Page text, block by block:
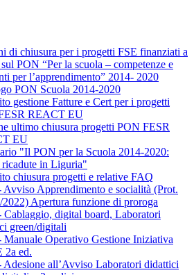
di chiusura per i progetti FSE finanziati a
PON “Per la scuola – competenze e
per l’apprendimento” 2014- 2020
PON Scuola 2014-2020
gestione Fatture e Cert per i progetti
REACT EU
ultimo chiusura progetti PON FESR
EU
"Il PON per la Scuola 2014-2020:
ricadute in Liguria"
chiusura progetti e relative FAQ
Avviso Apprendimento e socialità (Prot.
2022) Apertura funzione di proroga
Cablaggio, digital board, Laboratori
green/digitali
Manuale Operativo Gestione Iniziativa
2a ed.
Adesione all’Avviso Laboratori didattici